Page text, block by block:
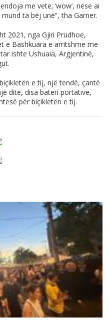
me vete; ‘wow’, nëse ai
ta bëj unë”, tha Garner.
2021, nga Gjiri Prudhoe,
e Bashkuara e arritshme me
ishte Ushuaia, Argjentinë,
e tij, një tendë, çantë
ditë, disa bateri portative,
për biçikletën e tij.